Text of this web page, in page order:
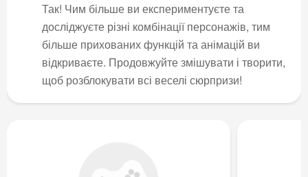
Так! Чим більше ви експериментуєте та
досліджуєте різні комбінації персонажів, тим
більше прихованих функцій та анімацій ви
відкриваєте. Продовжуйте змішувати і творити,
щоб розблокувати всі веселі сюрпризи!